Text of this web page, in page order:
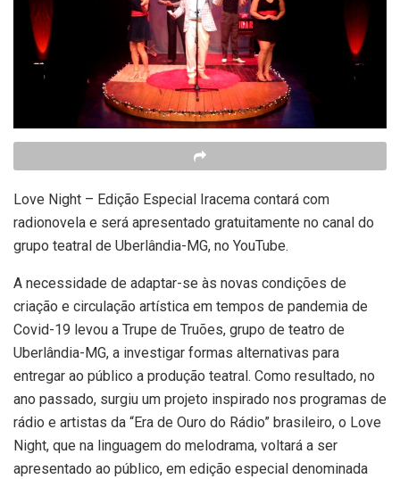
Love Night – Edição Especial Iracema contará com
radionovela e será apresentado gratuitamente no canal do
grupo teatral de Uberlândia-MG, no YouTube.
A necessidade de adaptar-se às novas condições de
criação e circulação artística em tempos de pandemia de
Covid-19 levou a Trupe de Truões, grupo de teatro de
Uberlândia-MG, a investigar formas alternativas para
entregar ao público a produção teatral. Como resultado, no
ano passado, surgiu um projeto inspirado nos programas de
rádio e artistas da “Era de Ouro do Rádio” brasileiro, o Love
Night, que na linguagem do melodrama, voltará a ser
apresentado ao público, em edição especial denominada